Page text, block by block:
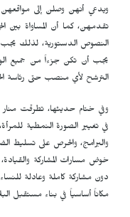
ويدعي أنهن وصلن إلى
تقدمهن، كما أن المساواة بين
النصوص الدستورية، لذلك يجب
يجب أن تكن جزءاً من جميع
الترشح لأي منصب حتى رئاسة
وفي ختام حديثها، تطرقت منار
في تغيير الصورة النمطية
والبرامج، والحرص على تسليط
خوض مسارات المشاركة
مكاناً أساسياً في بناء مستقبل